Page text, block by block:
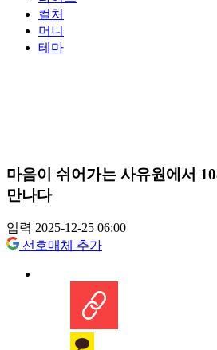
컬처
머니
테마
마음이 쉬어가는 사유원에서
만나다
입력 2025-12-25 06:00
선호매체 추가